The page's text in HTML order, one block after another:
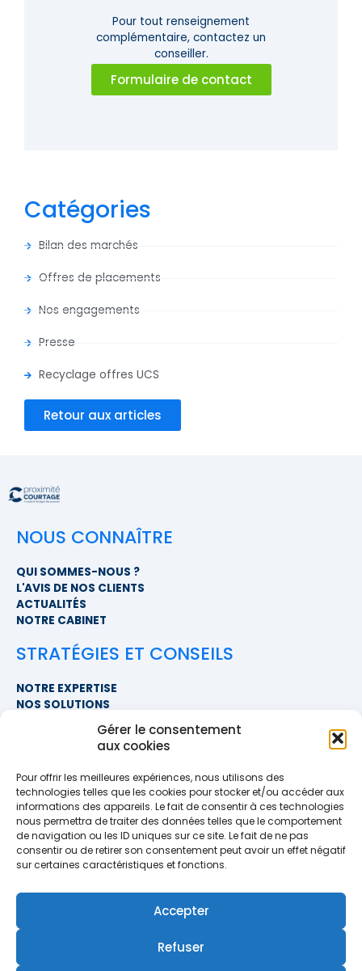
Gérer le consentement
aux cookies
Pour offrir les meilleures expériences, nous utilisons des
technologies telles que les cookies pour stocker et/ou accéder aux
informations des appareils. Le fait de consentir à ces technologies
nous permettra de traiter des données telles que le comportement
de navigation ou les ID uniques sur ce site. Le fait de ne pas
consentir ou de retirer son consentement peut avoir un effet négatif
sur certaines caractéristiques et fonctions.
Accepter
Refuser
Pour tout renseignement
complémentaire, contactez un
conseiller.
Formulaire de contact
Catégories
Bilan des marchés
Offres de placements
Nos engagements
Presse
Recyclage offres UCS
Retour aux articles
NOUS CONNAÎTRE
QUI SOMMES-NOUS ?
L'AVIS DE NOS CLIENTS
ACTUALITÉS
NOTRE CABINET
STRATÉGIES ET CONSEILS
NOTRE EXPERTISE
NOS SOLUTIONS
NOUS CONTACTER
SIÈGE SOCIAL
PROXIMITÉ COURTAGE
678 BOULEVARD DES HUNAUDIÈRES
72230 RUAUDIN
TÉLÉPHONE >> AFFICHER LE NUMÉRO <<
EMAIL
contact@proximite-courtage.fr
Formulaire de contact